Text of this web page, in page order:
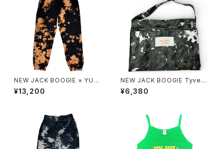
NEW JACK BOOGIE × YUKI
DYE 12.0oz SWEAT PANTS
¥13,200
NEW JACK BOOGIE Tyvek
®︎ Digital Patten Musette
¥6,380